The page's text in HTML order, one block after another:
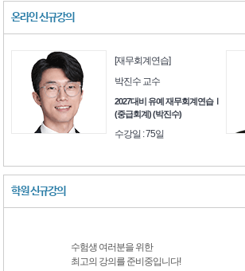
온라인 신규강의
[재무회계연습]
박진수 교수
2027대비 유예 재무회계연습Ⅰ
(중급회계) (박진수)
수강일 : 75일
학원 신규강의
수험생 여러분을 위한
최고의 강의를 준비중입니다!